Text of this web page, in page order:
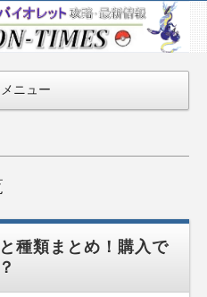
ニュー
種類まとめ！購入で